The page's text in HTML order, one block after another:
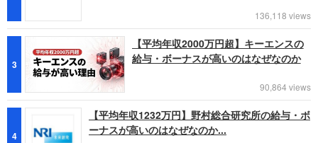
136,118 views
3
【平均年収2000万円超】キーエンスの
給与・ボーナスが高いのはなぜなのか
90,864 views
4
【平均年収1232万円】野村総合研究所の給与・ボ
ーナスが高いのはなぜなのか...